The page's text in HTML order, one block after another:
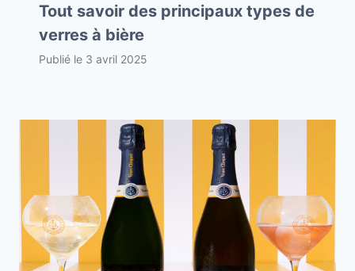
Tout savoir des principaux types de
verres à bière
Publié le 3 avril 2025